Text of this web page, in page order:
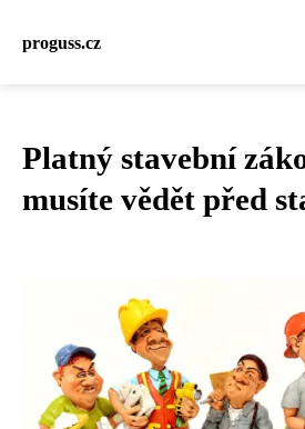
proguss.cz
Platný stavební
musíte vědět před